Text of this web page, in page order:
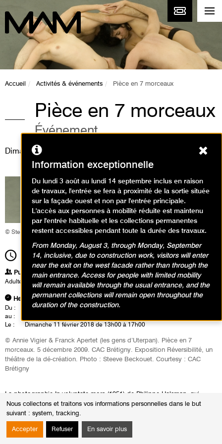
Nous collectons et traitons vos informations personnelles dans le but
suivant : system, tracking.
Accepter Refuser En savoir plus
Accueil Activités & événements Pièce en 7 morceaux
Pièce en 7 morceaux
Événement
Dimanche 11 février 2018
© Steeve Beckouet. Courtesy : CAC Brétigny
13h00 Durée4h00
Publics
Adultes
Heures
Du :
Vendredi 9 février 2018
au :
Le :
Dimanche 11 février 2018 de 13h00 à 17h00
© Annie Vigier & Franck Apertet (les gens d’Uterpan). Pièce en 7
morceaux. 5 décembre 2009. CAC Brétigny. Exposition Réversibilité, un
théâtre de la dé-création. Photo : Steeve Beckouet. Courtesy : CAC
Brétigny
La photographie In voluptate mors (1951) de Philippe Halsman, qui
représente Salvador Dali posant devant un crâne figuré par sept
personnes nues, devient matériau de performance grâce aux gens
d’Uterpan.
Information exceptionnelle
Du lundi 3 août au lundi 14 septembre inclus en raison
de travaux, l'entrée se fera à proximité de la sortie située
sur la façade ouest et non par l'entrée principale.
L'accès aux personnes à mobilité réduite est maintenu
par l'entrée habituelle et les collections permanentes
restent accessibles pendant toute la durée des travaux.
From Monday, August 3, through Monday, September
14, inclusive, due to construction work, visitors will enter
near the exit on the west facade rather than through the
main entrance. Access for people with limited mobility
will remain available through the usual entrance, and the
permanent collections will remain open throughout the
duration of the construction.